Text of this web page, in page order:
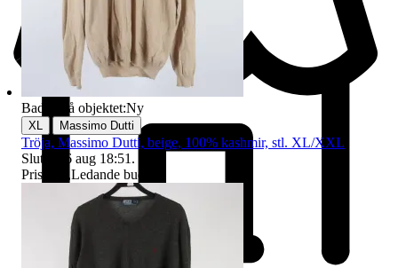
Badge på objektet:Ny
XL Massimo Dutti
Tröja, Massimo Dutti, beige, 100% kashmir, stl. XL/XXL
Sluttid
16 aug 18:51 .
Pris:
,Ledande bud